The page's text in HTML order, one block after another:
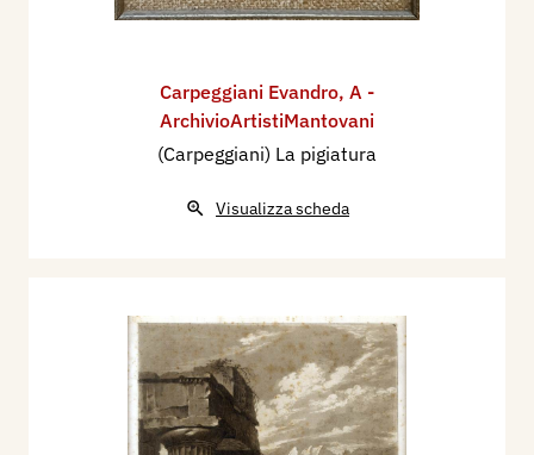
Carpeggiani Evandro, A -
ArchivioArtistiMantovani
(Carpeggiani) La pigiatura
Visualizza scheda